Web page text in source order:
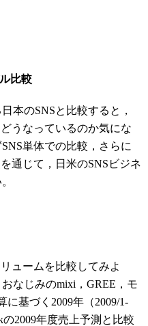
比較
本のSNSと比較すると，
うなっているのか気にな
単体での比較，さらに
通じて，日米のSNSビジネ
ュームを比較してみよ
なじみのmixi，GREE，モ
基づく2009年（2009/1-
の2009年度売上予測と比較